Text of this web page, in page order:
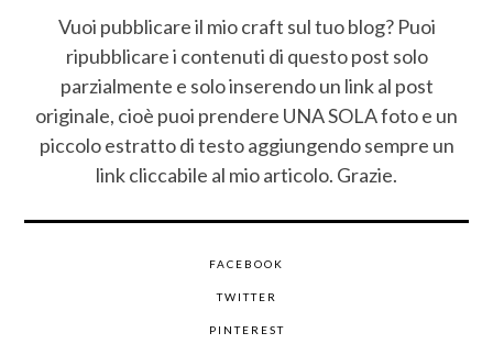
Vuoi pubblicare il mio craft sul tuo blog? Puoi
ripubblicare i contenuti di questo post solo
parzialmente e solo inserendo un link al post
originale, cioè puoi prendere UNA SOLA foto e un
piccolo estratto di testo aggiungendo sempre un
link cliccabile al mio articolo. Grazie.
FACEBOOK
TWITTER
PINTEREST